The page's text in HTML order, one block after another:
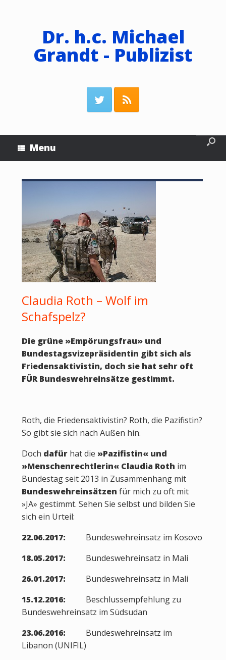
Dr. h.c. Michael
Grandt - Publizist
Menu
Claudia Roth – Wolf im
Schafspelz?
Die grüne »Empörungsfrau»und
Bundestagsvizepräsidentin gibt sich als
Friedensaktivistin, doch sie hat sehr oft
FÜR Bundeswehreinsätze gestimmt.
Roth, die Friedensaktivistin? Roth, die Pazifistin?
So gibt sie sich nach Außen hin.
Doch dafürhat die »Pazifistin« und
»Menschenrechtlerin« Claudia Roth im
Bundestag seit 2013 in Zusammenhang mit
Bundeswehreinsätzen für mich zu oft mit
»JA» gestimmt. Sehen Sie selbst und bilden Sie
sich ein Urteil:
22.06.2017: Bundeswehreinsatz im Kosovo
18.05.2017: Bundeswehreinsatz in Mali
26.01.2017: Bundeswehreinsatz in Mali
15.12.2016: Beschlussempfehlung zu
Bundeswehreinsatz im Südsudan
23.06.2016: Bundeswehreinsatz im
Libanon (UNIFIL)